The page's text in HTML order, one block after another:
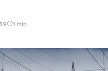
1 min.